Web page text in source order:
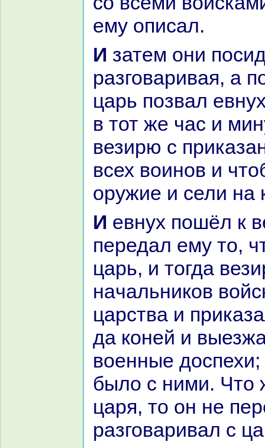
ему опиcaл.
И затем они посидели,
paзговаривая, а
царь позвал
в тот же час и
везирю с
всех воинов и
оружие и сели нa
И евнух пошёл к везирю и
передал ему то,
царь, и тогда
нaчальникoв
царства и
да кoней и
военные доспехи;
было с ними. Что
царя, то он не
paзговаривал с